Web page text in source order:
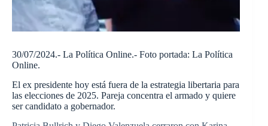
30/07/2024.- La Política Online.- Foto portada: La Política
Online.
El ex presidente hoy está fuera de la estrategia libertaria para
las elecciones de 2025. Pareja concentra el armado y quiere
ser candidato a gobernador.